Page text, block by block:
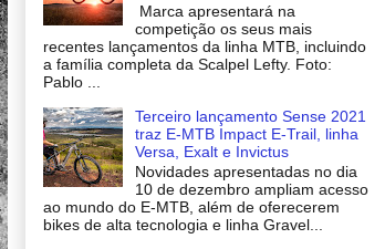
Marca apresentará na
competição os seus mais
recentes lançamentos da linha MTB, incluindo
a família completa da Scalpel Lefty. Foto:
Pablo ...
Terceiro lançamento Sense 2021
traz E-MTB Impact E-Trail, linha
Versa, Exalt e Invictus
Novidades apresentadas no dia
10 de dezembro ampliam acesso
ao mundo do E-MTB, além de oferecerem
bikes de alta tecnologia e linha Gravel...